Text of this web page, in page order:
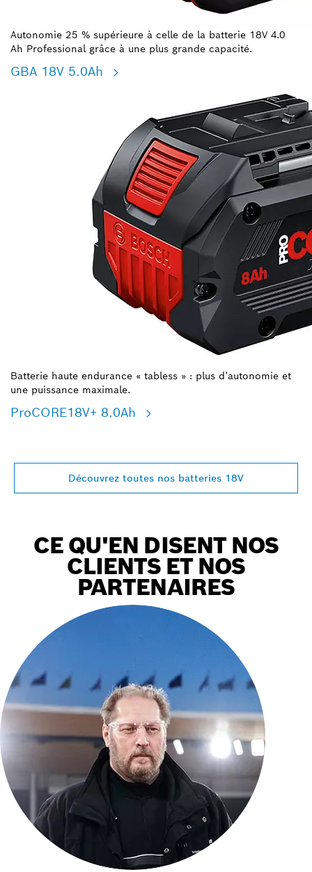
Autonomie 25 % supérieure à celle de la batterie 18V 4.0
Ah Professional grâce à une plus grande capacité.
GBA 18V 5.0Ah​
Batterie haute endurance « tabless » : plus d’autonomie et
une puissance maximale.
ProCORE18V+ 8.0Ah
Découvrez toutes nos batteries 18V
CE QU'EN DISENT NOS
CLIENTS ET NOS
PARTENAIRES